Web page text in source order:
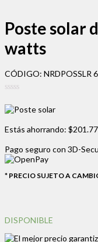
Poste solar
watts
CÓDIGO: NRDPOSSLR
out
of
on
ratings
Estás ahorrando: $201.77
Pago seguro con 3D-
* PRECIO SUJETO A
DISPONIBLE